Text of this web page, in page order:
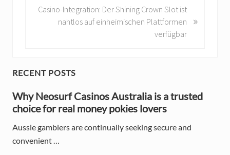
o
t
:
o
t
:
Casino-Integration: Der Shining Crown Slot ist
nahtlos auf einheimischen Plattformen
verfügbar
»
P
r
i
m
RECENT POSTS
Why Neosurf Casinos Australia is a trusted
choice for real money pokies lovers
Aussie gamblers are continually seeking secure and
convenient …